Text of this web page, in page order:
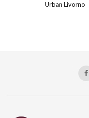
Urban Livorno